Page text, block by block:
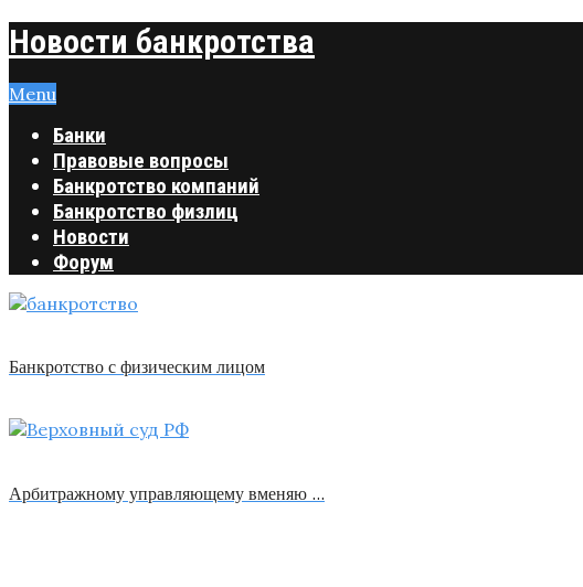
Новости банкротства
Menu
Банки
Правовые вопросы
Банкротство компаний
Банкротство физлиц
Новости
Форум
Банкротство с физическим лицом
Арбитражному управляющему вменяю …